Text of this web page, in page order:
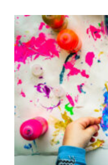
de
en
el
y